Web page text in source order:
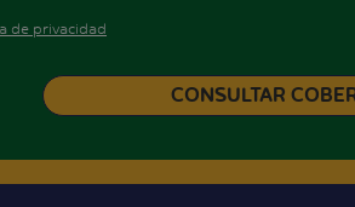
de privacidad